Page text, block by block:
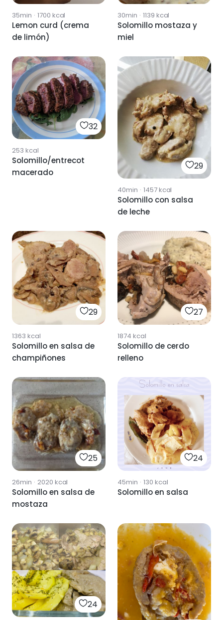
35min · 1700 kcal
Lemon curd (crema
de limón)
30min · 1139 kcal
Solomillo mostaza y
miel
32
253 kcal
Solomillo/entrecot
macerado
29
40min · 1457kcal
Solomillo con salsa
de leche
29
1363 kcal
Solomillo en salsa de
champiñones
27
1874 kcal
Solomillo de cerdo
relleno
25
26min · 2020 kcal
Solomillo en salsa de
mostaza
24
45min · 130 kcal
Solomillo en salsa
24